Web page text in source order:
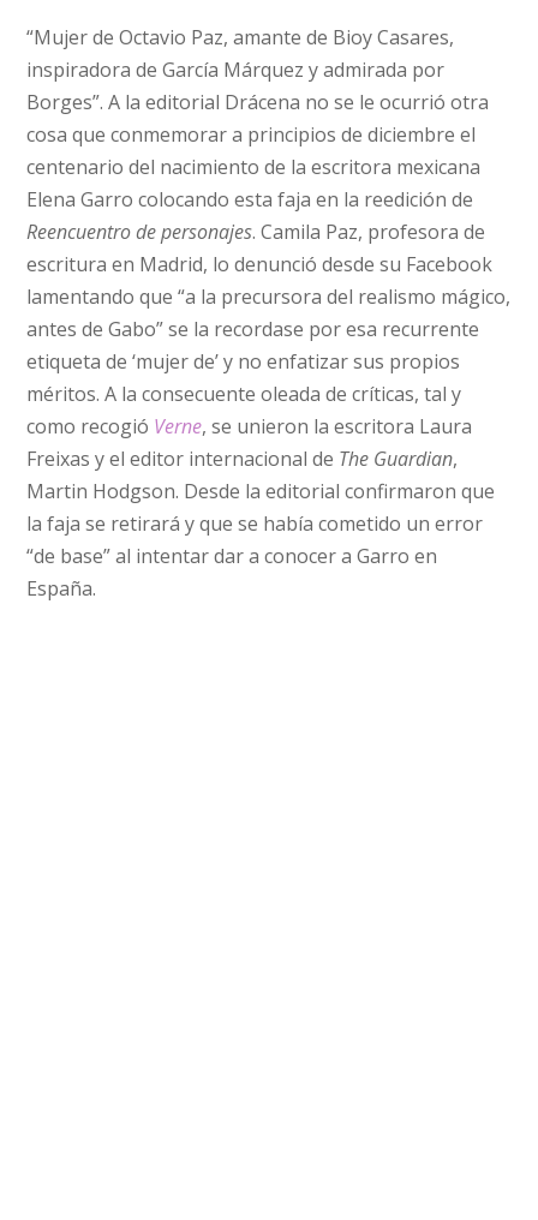
“Mujer de Octavio Paz, amante de Bioy Casares,
inspiradora de García Márquez y admirada por
Borges”. A la editorial Drácena no se le ocurrió otra
cosa que conmemorar a principios de diciembre el
centenario del nacimiento de la escritora mexicana
Elena Garro colocando esta faja en la reedición de
Reencuentro de personajes. Camila Paz, profesora de
escritura en Madrid, lo denunció desde su Facebook
lamentando que “a la precursora del realismo mágico,
antes de Gabo” se la recordase por esa recurrente
etiqueta de ‘mujer de’ y no enfatizar sus propios
méritos. A la consecuente oleada de críticas, tal y
como recogió Verne, se unieron la escritora Laura
Freixas y el editor internacional de The Guardian,
Martin Hodgson. Desde la editorial confirmaron que
la faja se retirará y que se había cometido un error
“de base” al intentar dar a conocer a Garro en
España.